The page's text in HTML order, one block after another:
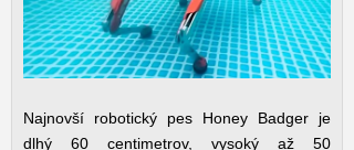
Najnovší robotický pes Honey Badger je
dlhý 60 centimetrov, vysoký až 50